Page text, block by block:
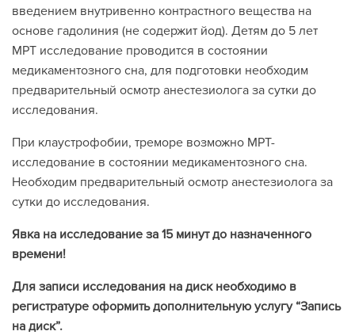
введением внутривенно контрастного вещества на
основе гадолиния (не содержит йод). Детям до 5 лет
МРТ исследование проводится в состоянии
медикаментозного сна, для подготовки необходим
предварительный осмотр анестезиолога за сутки до
исследования.
При клаустрофобии, треморе возможно МРТ-
исследование в состоянии медикаментозного сна.
Необходим предварительный осмотр анестезиолога за
сутки до исследования.
Явка на исследование за 15 минут до назначенного
времени!
Для записи исследования на диск необходимо в
регистратуре оформить дополнительную услугу “Запись
на диск”.